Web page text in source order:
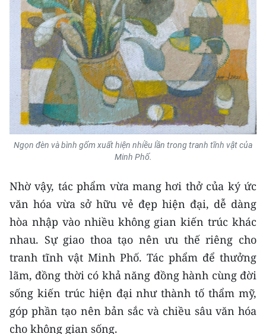
Ngọn đèn và bình gốm xuất hiện nhiều lần trong tranh tĩnh vật của
Minh Phố.
Nhờ vậy, tác phẩm vừa mang hơi thở của ký ức
văn hóa vừa sở hữu vẻ đẹp hiện đại, dễ dàng
hòa nhập vào nhiều không gian kiến trúc khác
nhau. Sự giao thoa tạo nên ưu thế riêng cho
tranh tĩnh vật Minh Phố. Tác phẩm để thưởng
lãm, đồng thời có khả năng đồng hành cùng đời
sống kiến trúc hiện đại như thành tố thẩm mỹ,
góp phần tạo nên bản sắc và chiều sâu văn hóa
cho không gian sống.​